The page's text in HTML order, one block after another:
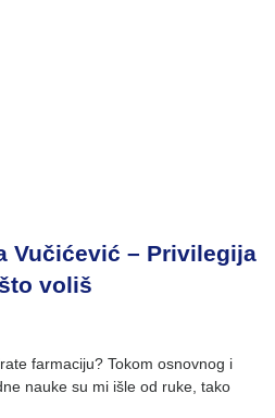
Vučićević – Privilegija
voliš
farmaciju? Tokom osnovnog i
nauke su mi išle od ruke, tako